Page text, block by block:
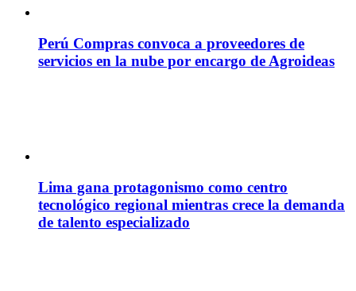
Perú Compras convoca a proveedores de
servicios en la nube por encargo de Agroideas
Lima gana protagonismo como centro
tecnológico regional mientras crece la demanda
de talento especializado